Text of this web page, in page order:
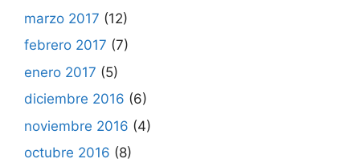
marzo 2017 (12)
febrero 2017 (7)
enero 2017 (5)
diciembre 2016 (6)
noviembre 2016 (4)
octubre 2016 (8)